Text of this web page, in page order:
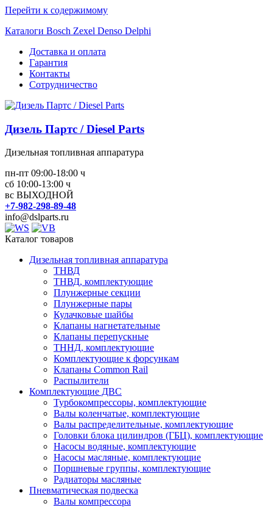
Перейти к содержимому
Каталоги Bosch Zexel Denso Delphi
Доставка и оплата
Гарантия
Контакты
Сотрудничество
Дизель Партс / Diesel Parts
Дизельная топливная аппаратура
пн-пт 09:00-18:00 ч
сб 10:00-13:00 ч
вс ВЫХОДНОЙ
+7-982-298-89-48
info@dslparts.ru
Каталог товаров
Дизельная топливная аппаратура
ТНВД
ТНВД, комплектующие
Плунжерные секции
Плунжерные пары
Кулачковые шайбы
Клапаны нагнетательные
Клапаны перепускные
ТННД, комплектующие
Комплектующие к форсункам
Клапаны Common Rail
Распылители
Комплектующие ДВС
Турбокомпрессоры, комплектующие
Валы коленчатые, комплектующие
Валы распределительные, комплектующие
Головки блока цилиндров (ГБЦ), комплектующие
Насосы водяные, комплектующие
Насосы масляные, комплектующие
Поршневые группы, комплектующие
Радиаторы масляные
Пневматическая подвеска
Валы компрессора